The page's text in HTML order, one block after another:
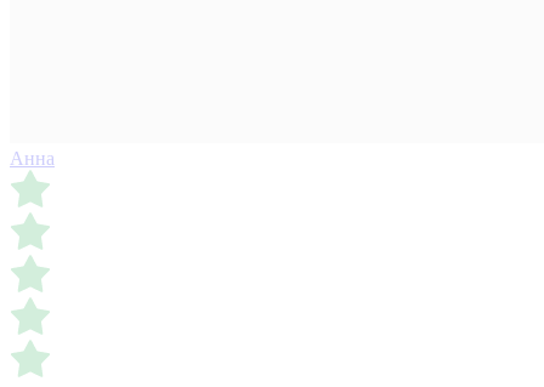
Анна